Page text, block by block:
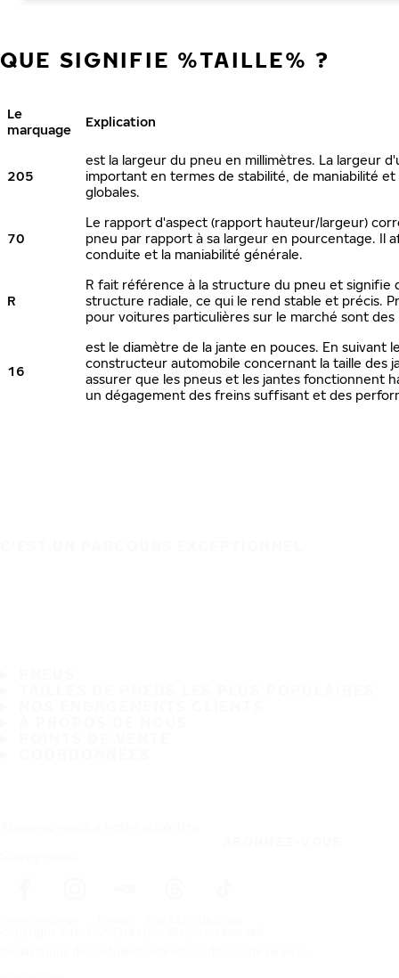
QUE SIGNIFIE %TAILLE% ?
Le
marquage
Explication
205
est la largeur du pneu en millimètres. La largeur
important en termes de stabilité, de maniabilité
globales.
70
Le rapport d'aspect (rapport hauteur/largeur)
pneu par rapport à sa largeur en pourcentage. Il
conduite et la maniabilité générale.
R
R fait référence à la structure du pneu et signifie
structure radiale, ce qui le rend stable et précis.
pour voitures particulières sur le marché sont des
16
est le diamètre de la jante en pouces. En suivant
constructeur automobile concernant la taille des
assurer que les pneus et les jantes fonctionnent
un dégagement des freins suffisant et des